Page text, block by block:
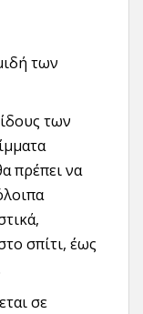
των
των
πρέπει να
σπίτι, έως
σε